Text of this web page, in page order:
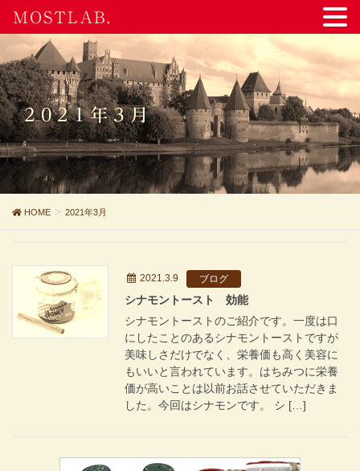
2021年3月
HOME 2021年3月
2021.3.9 ブログ
シナモントースト 効能
シナモントーストのご紹介です。一度は口
にしたことのあるシナモントーストですが
美味しさだけでなく、栄養価も高く美容に
もいいと言われています。はちみつに栄養
価が高いことは以前お話させていただきま
した。今回はシナモンです。 シ […]
MOSTLAB.